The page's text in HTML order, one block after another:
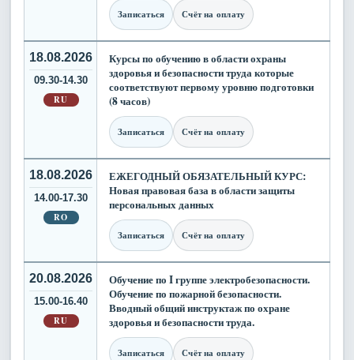
Записаться Счёт на оплату
18.08.2026
09.30-14.30
RU
Курсы по обучению в области охраны
здоровья и безопасности труда которые
соответствуют первому уровню подготовки
(8 часов)
Записаться Счёт на оплату
18.08.2026
14.00-17.30
RO
ЕЖЕГОДНЫЙ ОБЯЗАТЕЛЬНЫЙ КУРС:
Новая правовая база в области защиты
персональных данных
Записаться Счёт на оплату
20.08.2026
15.00-16.40
RU
Обучение по I группе электробезопасности.
Обучение по пожарной безопасности.
Вводный общий инструктаж по охране
здоровья и безопасности труда.
Записаться Счёт на оплату